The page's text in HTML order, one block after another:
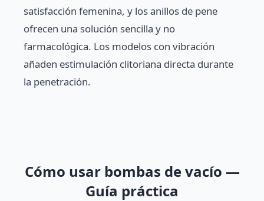
satisfacción femenina, y los anillos de pene
ofrecen una solución sencilla y no
farmacológica. Los modelos con vibración
añaden estimulación clitoriana directa durante
la penetración.
Cómo usar bombas de vacío —
Guía práctica